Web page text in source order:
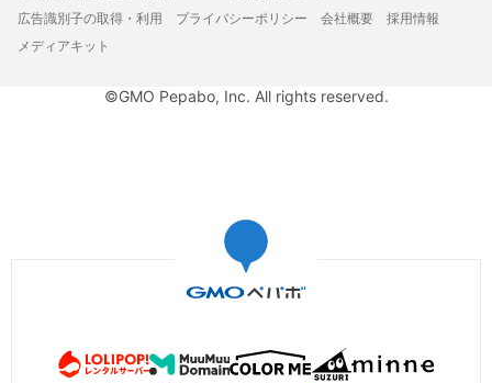
広告識別子の取得・利用
プライバシーポリシー 会社概要
採用情報
メディアキット
©GMO Pepabo, Inc. All rights reserved.